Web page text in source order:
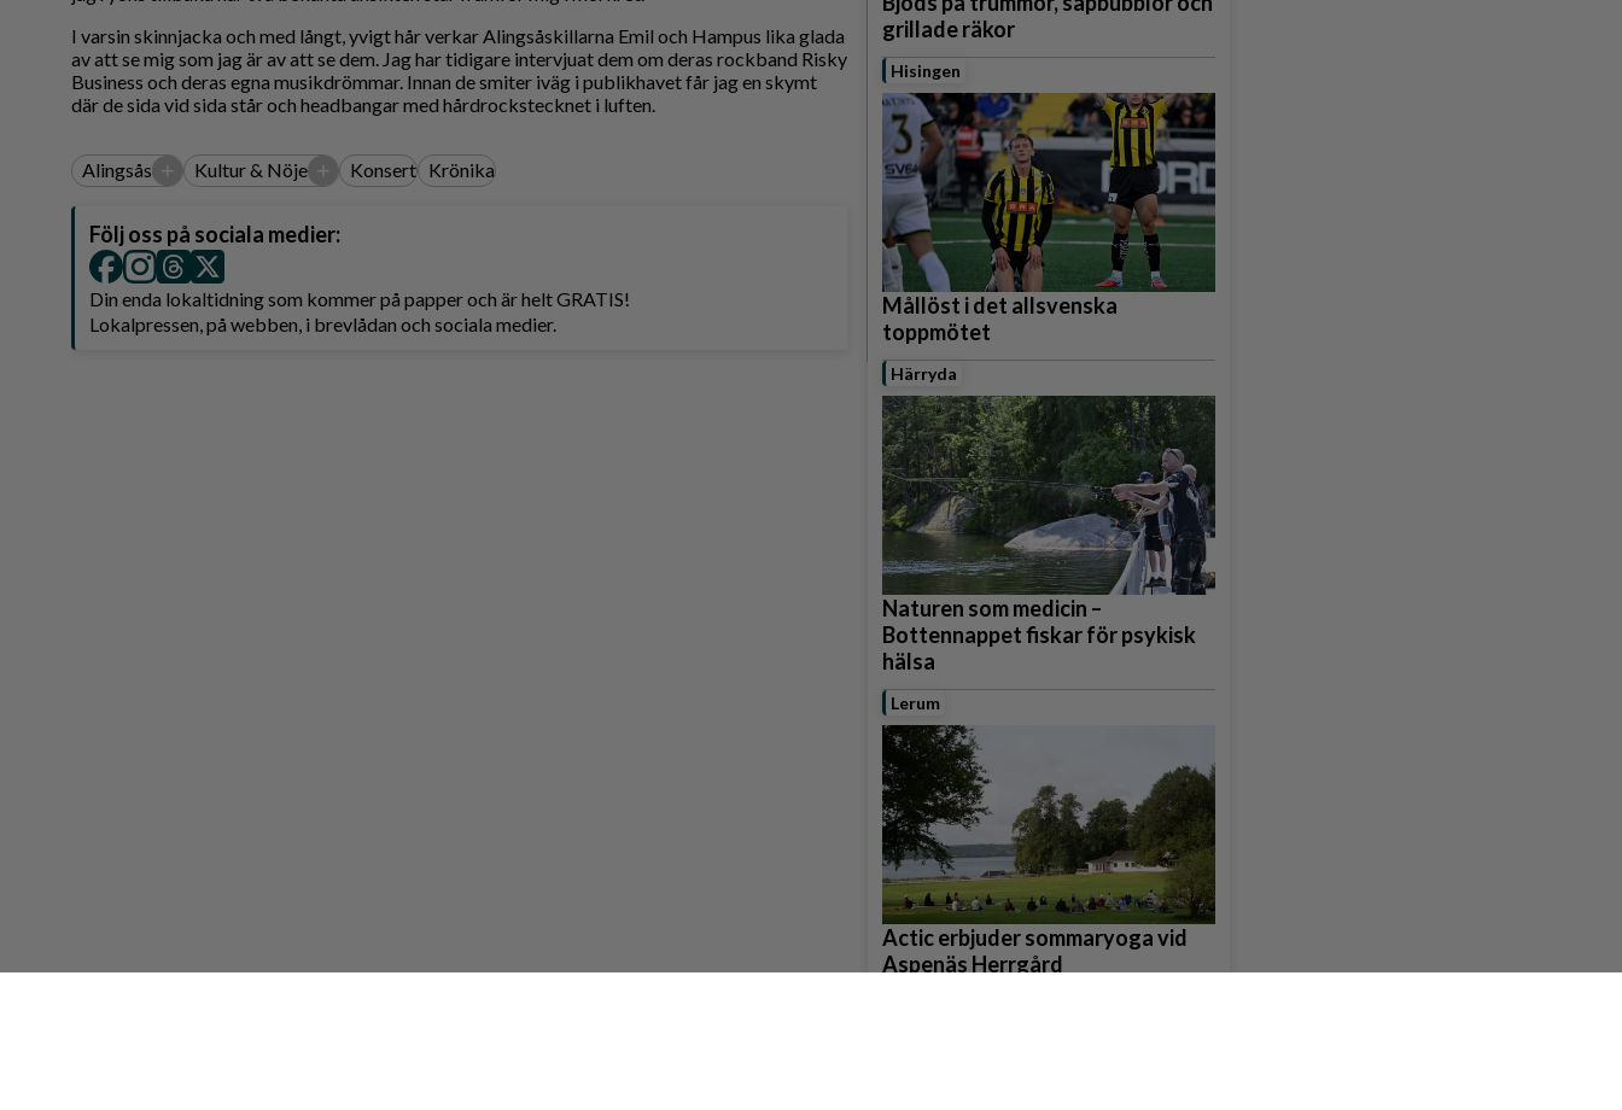
I varsin skinnjacka och med långt, yvigt hår verkar Alingsåskillarna Emil och Hampus lika glada
av att se mig som jag är av att se dem. Jag har tidigare intervjuat dem om deras rockband Risky
Business och deras egna musikdrömmar. Innan de smiter iväg i publikhavet får jag en skymt
där de sida vid sida står och headbangar med hårdrockstecknet i luften.
Alingsås + Kultur & Nöje + Konsert Krönika
Följ oss på sociala medier:
Din enda lokaltidning som kommer på papper och är helt GRATIS!
Lokalpressen, på webben, i brevlådan och sociala medier.
grillade räkor
Hisingen
Mållöst i det allsvenska
toppmötet
Härryda
Naturen som medicin –
Bottennappet fiskar för psykisk
hälsa
Lerum
Actic erbjuder sommaryoga vid
Aspenäs Herrgård